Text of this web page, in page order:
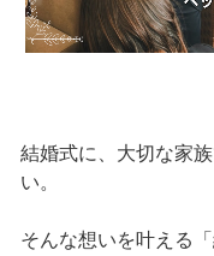
結婚式に、大切な家
い。
そんな想いを叶える